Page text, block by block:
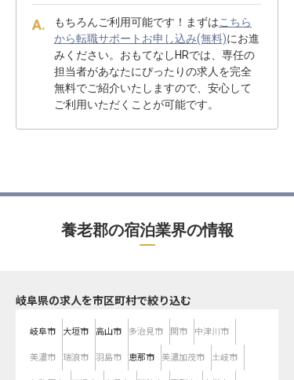
もちろんご利用可能です！まずはこちら
から転職サポートお申し込み(無料)にお進
みください。おもてなしHRでは、専任の
担当者があなたにぴったりの求人を完全
無料でご紹介いたしますので、安心して
ご利用いただくことが可能です。
養老郡の宿泊業界の情報
岐阜県の求人を市区町村で絞り込む
岐阜市 大垣市 高山市 多治見市 関市 中津川市
美濃市 瑞浪市 羽島市 恵那市 美濃加茂市 土岐市